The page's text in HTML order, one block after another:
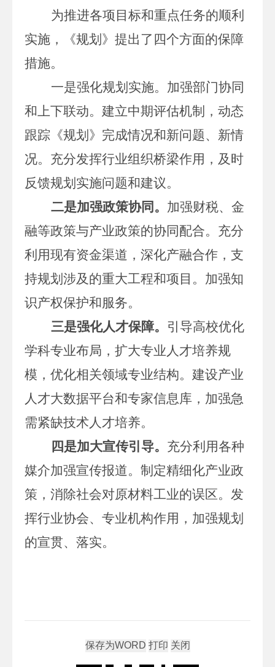
为推进各项目标和重点任务的顺利
实施，《规划》提出了四个方面的保障
措施。
一是强化规划实施。加强部门协同
和上下联动。建立中期评估机制，动态
跟踪《规划》完成情况和新问题、新情
况。充分发挥行业组织桥梁作用，及时
反馈规划实施问题和建议。
二是加强政策协同。 加强财税、金
融等政策与产业政策的协同配合。充分
利用现有资金渠道，深化产融合作，支
持规划涉及的重大工程和项目。加强知
识产权保护和服务。
三是强化人才保障。 引导高校优化
学科专业布局，扩大专业人才培养规
模，优化相关领域专业结构。建设产业
人才大数据平台和专家信息库，加强急
需紧缺技术人才培养。
四是加大宣传引导。 充分利用各种
媒介加强宣传报道。制定精细化产业政
策，消除社会对原材料工业的误区。发
挥行业协会、专业机构作用，加强规划
的宣贯、落实。